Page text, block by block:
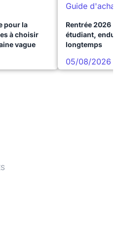
pour la
à choisir
vague
Guide d'achat
Rentrée 2026 :
étudiant,
longtemps
05/08/2026